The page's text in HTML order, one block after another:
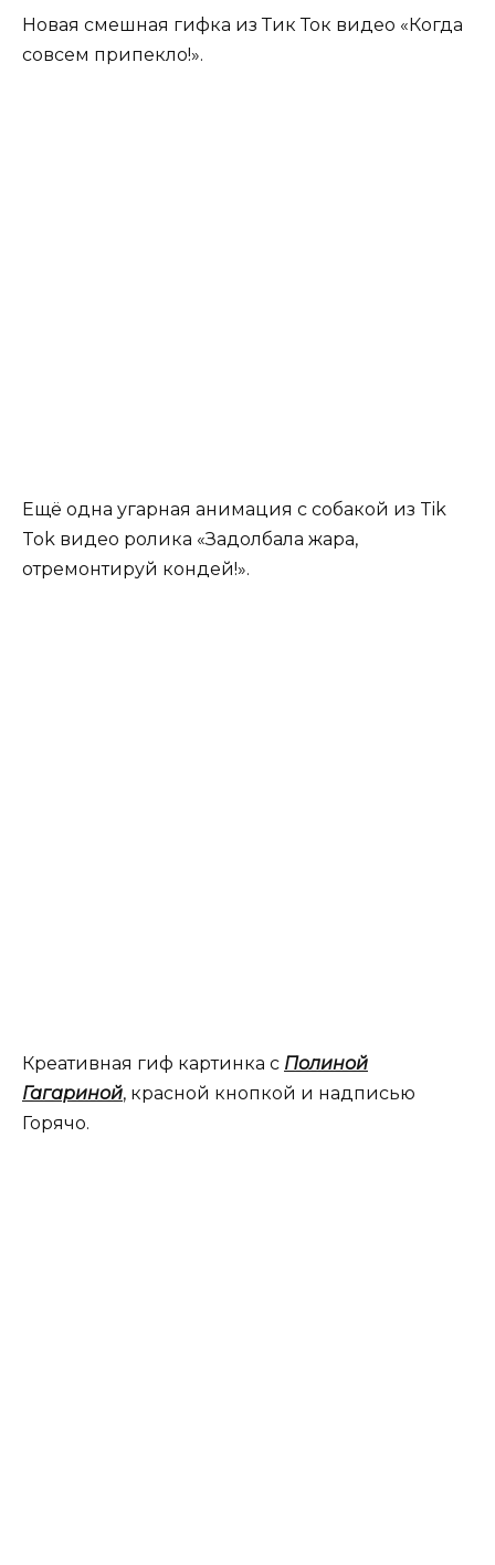
Новая смешная гифка из Тик Ток видео «Когда
совсем припекло!».
Ещё одна угарная анимация с собакой из Tik
Tok видео ролика «Задолбала жара,
отремонтируй кондей!».
Креативная гиф картинка с Полиной
Гагариной, красной кнопкой и надписью
Горячо.